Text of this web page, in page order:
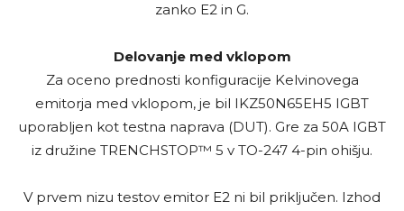
zanko E2 in G.
Delovanje med vklopom
Za oceno prednosti konfiguracije Kelvinovega
emitorja med vklopom, je bil IKZ50N65EH5 IGBT
uporabljen kot testna naprava (DUT). Gre za 50A IGBT
iz družine TRENCHSTOP™ 5 v TO-247 4-pin ohišju.
V prvem nizu testov emitor E2 ni bil priključen. Izhod